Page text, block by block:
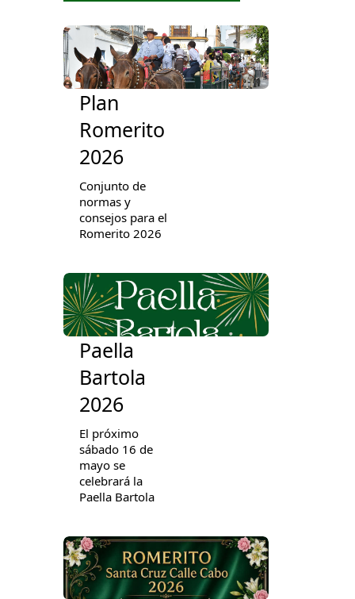
Plan
Romerito
2026
Conjunto de
normas y
consejos para el
Romerito 2026
Paella
Bartola
2026
El próximo
sábado 16 de
mayo se
celebrará la
Paella Bartola